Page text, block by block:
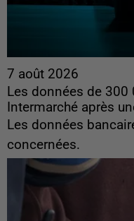
7 août 2026
Les données de
Intermarché après
Les données
concernées.